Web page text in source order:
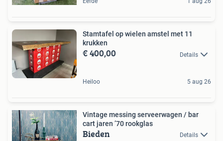
Stamtafel op wielen amstel met 11
krukken
€ 400,00 Details
Heiloo 5 aug 26
Vintage messing serveerwagen / bar
cart jaren ’70 rookglas
Bieden Details